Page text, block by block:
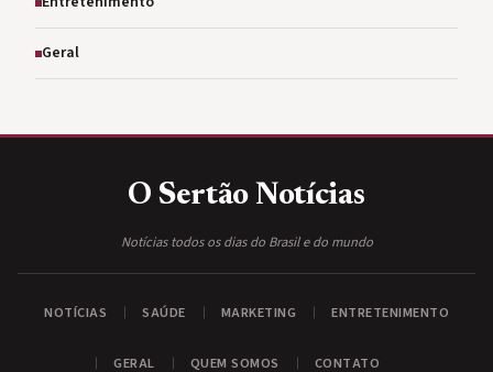
Geral
O Sertão Notícias
Notícias todos os dias do Brasil e do mundo
NOTÍCIAS SAÚDE MARKETING ENTRETENIMENTO
GERAL QUEM SOMOS CONTATO